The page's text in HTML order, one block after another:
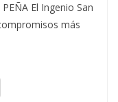
El Ingenio San
más